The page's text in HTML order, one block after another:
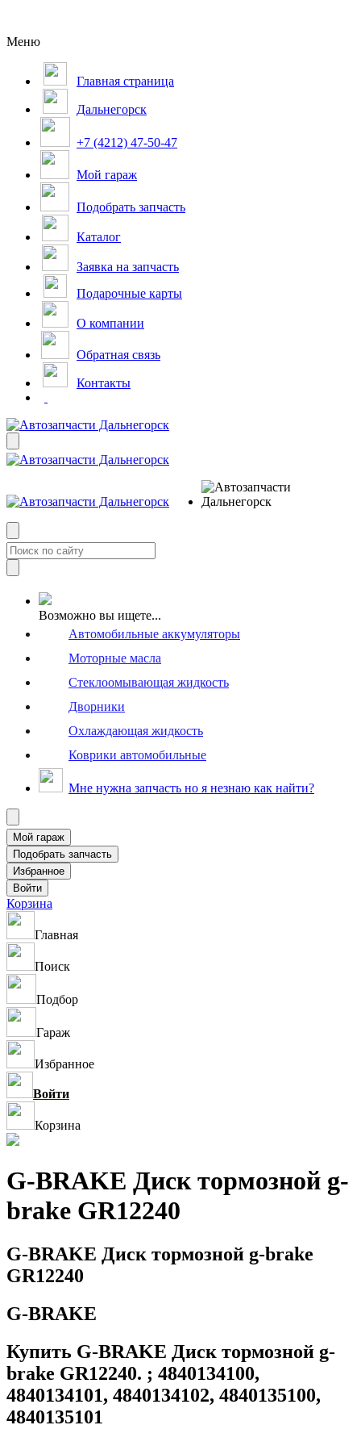
Меню
Главная страница
Дальнегорск
+7 (4212) 47-50-47
Мой гараж
Подобрать запчасть
Каталог
Заявка на запчасть
Подарочные карты
О компании
Обратная связь
Контакты
Возможно вы ищете...
Автомобильные аккумуляторы
Моторные масла
Стеклоомывающая жидкость
Дворники
Охлаждающая жидкость
Коврики автомобильные
Мне нужна запчасть но я незнаю как найти?
Корзина
Главная
Поиск
Подбор
Гараж
Избранное
Войти
Корзина
G-BRAKE Диск тормозной g-
brake GR12240
G-BRAKE Диск тормозной g-brake
GR12240
G-BRAKE
Купить G-BRAKE Диск тормозной g-
brake GR12240. ; 4840134100,
4840134101, 4840134102, 4840135100,
4840135101